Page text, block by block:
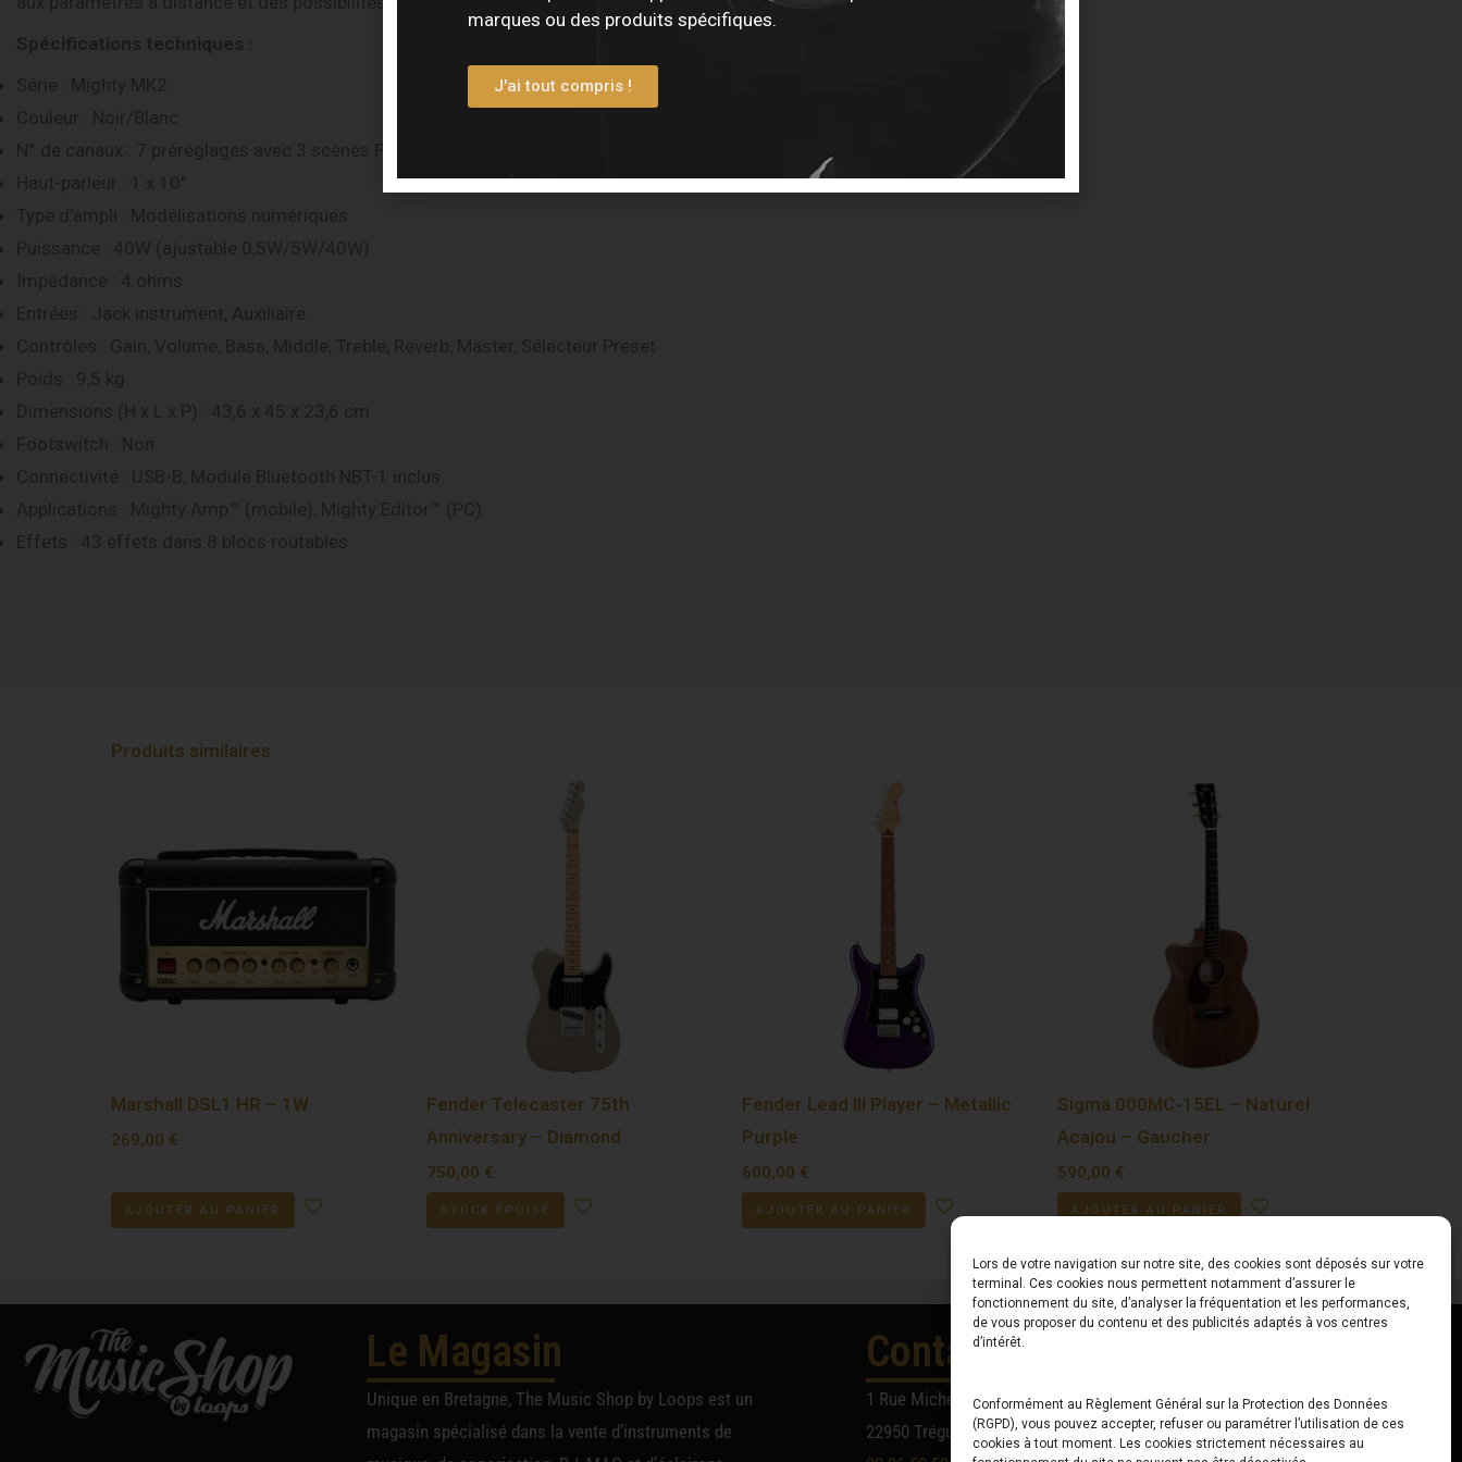
Lors de votre navigation sur notre site, des cookies sont déposés sur votre
terminal. Ces cookies nous permettent notamment d’assurer le
fonctionnement du site, d’analyser la fréquentation et les performances,
de vous proposer du contenu et des publicités adaptés à vos centres
d’intérêt.
Conformément au Règlement Général sur la Protection des Données
(RGPD), vous pouvez accepter, refuser ou paramétrer l’utilisation de ces
cookies à tout moment. Les cookies strictement nécessaires au
Produits similaires
Marshall DSL1 HR – 1W
269,00 €
AJOUTER AU PANIER
Fender Telecaster 75th
Anniversary – Diamond
750,00 €
STOCK ÉPUISÉ
Fender Lead III Player – Metallic
Purple
600,00 €
AJOUTER AU PANIER
Sigma 000MC-15EL – Naturel
Acajou – Gaucher
590,00 €
AJOUTER AU PANIER
Le Magasin
Unique en Bretagne, The Music Shop by Loops est un
magasin spécialisé dans la vente d’instruments de
Contact
1 Rue Michel Audiard
22950 Trégueux
Du Lundi au Vendredi
10h00 – 12h30 // 14h00 –
marques ou des produits spécifiques.
J'ai tout compris !